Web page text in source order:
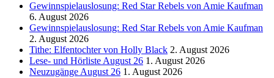
Gewinnspielauslosung: Red Star Rebels von Amie Kaufman
6. August 2026
Gewinnspielauslosung: Red Star Rebels von Amie Kaufman
2. August 2026
Tithe: Elfentochter von Holly Black 2. August 2026
Lese- und Hörliste August 26 1. August 2026
Neuzugänge August 26 1. August 2026